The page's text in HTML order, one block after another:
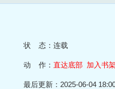
状 态：连载
动 作： 直达底部 加入书架
最后更新：2025-06-04